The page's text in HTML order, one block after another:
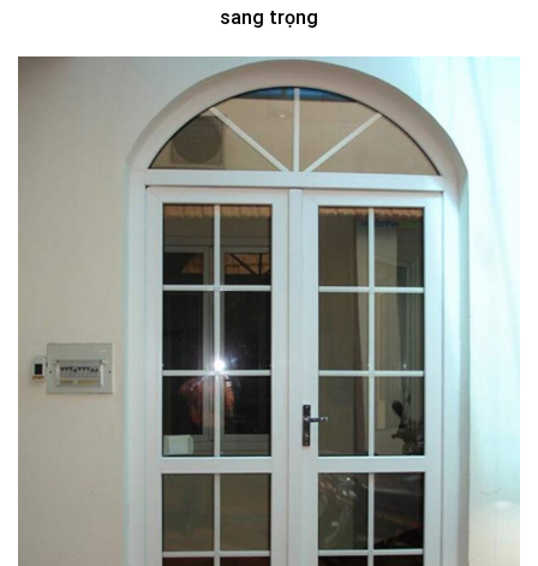
sang trọng